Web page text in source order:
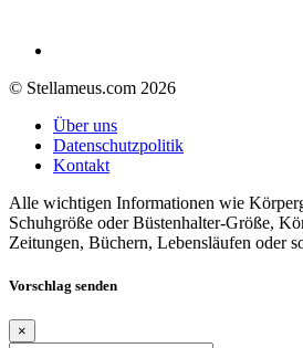
© Stellameus.com 2026
Über uns
Datenschutzpolitik
Kontakt
Alle wichtigen Informationen wie
Schuhgröße oder Büstenhalter-Größe,
Zeitungen, Büchern, Lebensläufen oder
Vorschlag senden
×